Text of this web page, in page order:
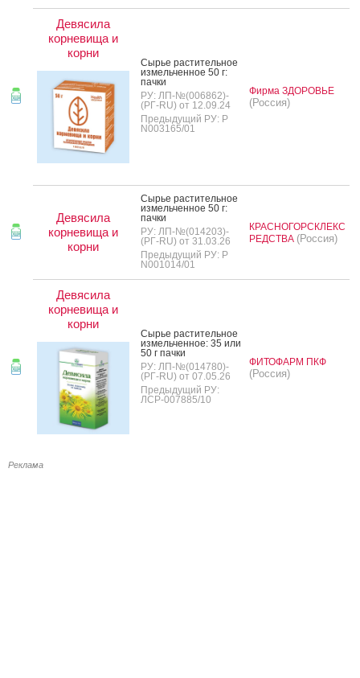
Девясила
корневища и
корни
Сырье рас­ти­тель­ное
из­мель­чен­ное 50 г:
пач­ки
РУ: ЛП-№(006862)-
(РГ-RU) от 12.09.24
Предыдущий РУ: Р
N003165/01
Фирма ЗДОРОВЬЕ
(Россия)
Девясила
корневища и
корни
Сырье рас­ти­тель­ное
из­мель­чен­ное 50 г:
пач­ки
РУ: ЛП-№(014203)-
(РГ-RU) от 31.03.26
Предыдущий РУ: Р
N001014/01
КРАСНОГОРСКЛЕКС
РЕДСТВА (Россия)
Девясила
корневища и
корни
Сырье рас­ти­тель­ное
из­мель­чен­ное: 35 или
50 г пач­ки
РУ: ЛП-№(014780)-
(РГ-RU) от 07.05.26
Предыдущий РУ:
ЛСР-007885/10
ФИТОФАРМ ПКФ
(Россия)
Реклама